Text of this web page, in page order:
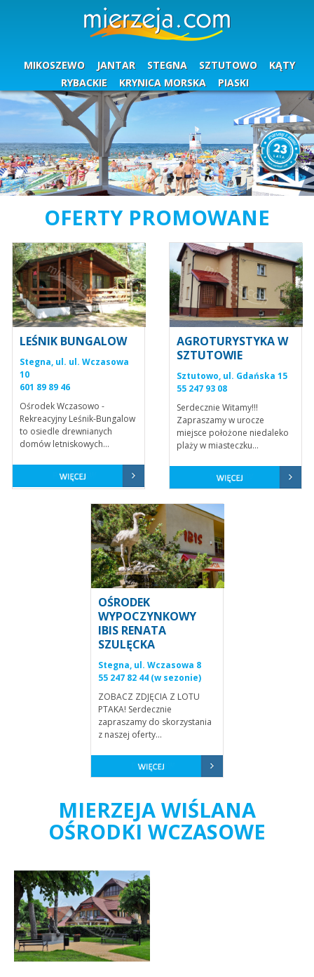
MIKOSZEWO JANTAR STEGNA SZTUTOWO
KĄTY
RYBACKIE
KRYNICA MORSKA PIASKI
OFERTY PROMOWANE
LEŚNIK BUNGALOW
Stegna, ul. ul. Wczasowa
10
601 89 89 46
Ośrodek Wczasowo -
Rekreacyjny Leśnik-Bungalow
to osiedle drewnianych
domów letniskowych...
AGROTURYSTYKA W
SZTUTOWIE
Sztutowo, ul. Gdańska 15
55 247 93 08
Serdecznie Witamy!!!
Zapraszamy w urocze
miejsce położone niedaleko
plaży w miasteczku...
OŚRODEK
WYPOCZYNKOWY
IBIS RENATA
SZULĘCKA
Stegna, ul. Wczasowa 8
55 247 82 44 (w sezonie)
ZOBACZ ZDJĘCIA Z LOTU
PTAKA! Serdecznie
zapraszamy do skorzystania
z naszej oferty...
MIERZEJA WIŚLANA
OŚRODKI WCZASOWE